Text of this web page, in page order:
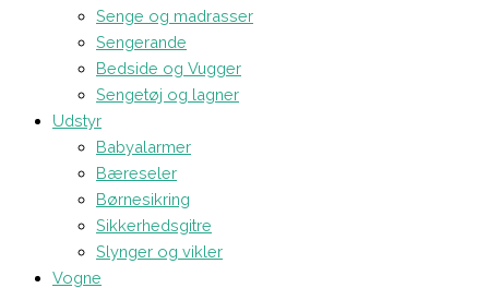
Senge og madrasser
Sengerande
Bedside og Vugger
Sengetøj og lagner
Udstyr
Babyalarmer
Bæreseler
Børnesikring
Sikkerhedsgitre
Slynger og vikler
Vogne